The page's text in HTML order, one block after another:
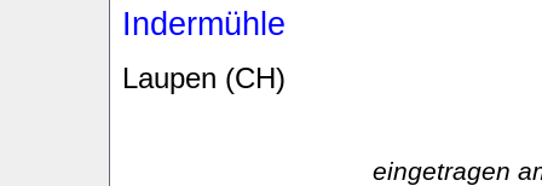
Indermühle
Laupen (CH)
eingetragen